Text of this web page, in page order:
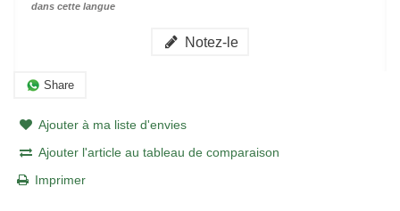
dans cette langue
Notez-le
Share
Ajouter à ma liste d'envies
Ajouter l'article au tableau de comparaison
Imprimer